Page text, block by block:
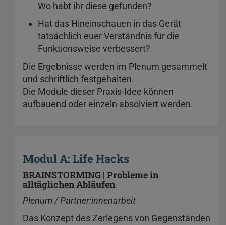
Wo habt ihr diese gefunden?
Hat das Hineinschauen in das Gerät
tatsächlich euer Verständnis für die
Funktionsweise verbessert?
Die Ergebnisse werden im Plenum gesammelt
und schriftlich festgehalten.
Die Module dieser Praxis-Idee können
aufbauend oder einzeln absolviert werden.
Modul A: Life Hacks
BRAINSTORMING | Probleme in
alltäglichen Abläufen
Plenum / Partner:innenarbeit
Das Konzept des Zerlegens von Gegenständen